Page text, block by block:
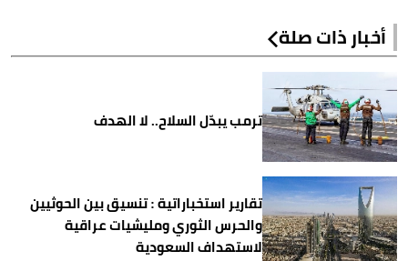
أخبار ذات صلة
ترمب يبدّل السلاح.. لا الهدف
تقارير استخباراتية : تنسيق بين الحوثيين
والحرس الثوري ومليشيات عراقية
لاستهداف السعودية